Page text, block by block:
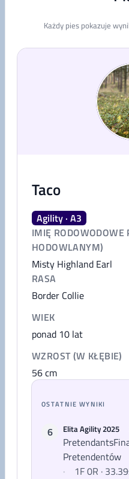
Każdy pies pokazuje
Taco
Agility · A3
IMIĘ RODOWODOWE
HODOWLANYM)
Misty Highland Earl
RASA
Border Collie
WIEK
ponad 10 lat
WZROST (W KŁĘBIE)
56cm
OSTATNIE WYNIKI
6 Elita Agility 2025
Pretendentów
·
1F 0R ·